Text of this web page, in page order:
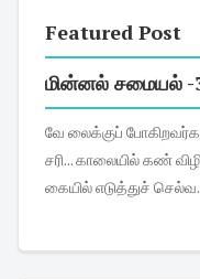
Featured Post
மின்னல் சமையல் -
வே லைக்குப் போகிறவர்களானாலும் சரி, இல்லத்தரசிகளானாலும்
சரி... காலையில் கண் விழித்த
கையில் எடுத்துச்